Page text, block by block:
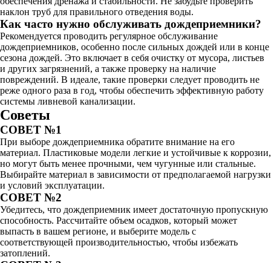
наклон труб для правильного отведения воды.
Как часто нужно обслуживать дождеприемники?
Рекомендуется проводить регулярное обслуживание
дождеприемников, особенно после сильных дождей или в конце
сезона дождей. Это включает в себя очистку от мусора, листьев
и других загрязнений, а также проверку на наличие
повреждений. В идеале, такие проверки следует проводить не
реже одного раза в год, чтобы обеспечить эффективную работу
системы ливневой канализации.
Советы
СОВЕТ №1
При выборе дождеприемника обратите внимание на его
материал. Пластиковые модели легкие и устойчивые к коррозии,
но могут быть менее прочными, чем чугунные или стальные.
Выбирайте материал в зависимости от предполагаемой нагрузки
и условий эксплуатации.
СОВЕТ №2
Убедитесь, что дождеприемник имеет достаточную пропускную
способность. Рассчитайте объем осадков, который может
выпасть в вашем регионе, и выберите модель с
соответствующей производительностью, чтобы избежать
затоплений.